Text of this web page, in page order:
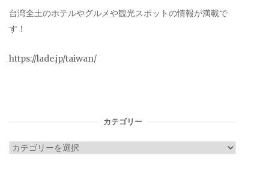
台湾全土のホテルやグルメや観光スポットの情報が満載で
す！
https://lade.jp/taiwan/
カテゴリー
カ